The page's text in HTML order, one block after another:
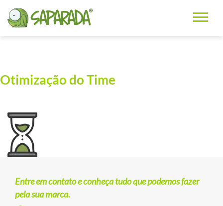
Otimização do Time
Entre em contato e conheça tudo que podemos fazer
pela sua marca.